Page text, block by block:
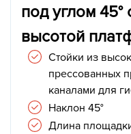
под углом
высотой
Стойки из
прессованных
каналами для
Наклон 45°
Длина